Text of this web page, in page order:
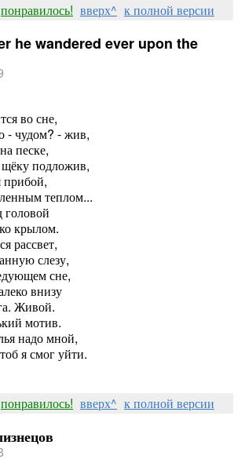
понравилось! вверх^ к полной версии
he wandered ever upon the
во сне,
- чудом? - жив,
песке,
подложив,
прибой,
теплом...
головой
крылом.
рассвет,
слезу,
сне,
внизу
Живой.
мотив.
надо мной,
я смог уйти.
понравилось! вверх^ к полной версии